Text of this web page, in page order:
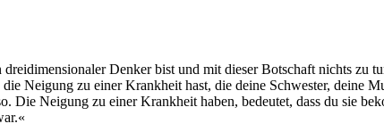
Denker bist und mit dieser Botschaft nichts zu
Neigung zu einer Krankheit hast, die deine Schwester, deine
Die Neigung zu einer Krankheit haben, bedeutet, dass du sie